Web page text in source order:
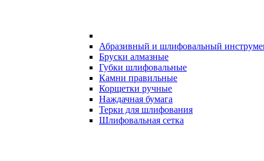
Абразивный и шлифовальный
Бруски алмазные
Губки шлифовальные
Камни правильные
Корщетки ручные
Наждачная бумага
Терки для шлифования
Шлифовальная сетка